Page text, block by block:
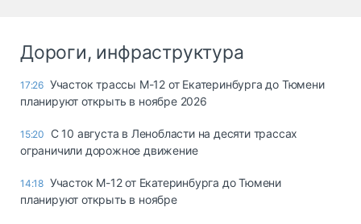
Дороги, инфраструктура
17:26 Участок трассы М-12 от Екатеринбурга до Тюмени
планируют открыть в ноябре 2026
15:20
С 10 августа в Ленобласти на десяти трассах
ограничили дорожное движение
14:18 Участок М-12 от Екатеринбурга до Тюмени
планируют открыть в ноябре